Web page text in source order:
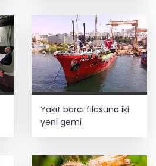
Yakıt barcı filosuna iki
yeni gemi